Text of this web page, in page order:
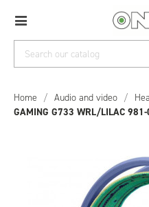
Home / Audio and video /
GAMING G733 WRL/LILAC